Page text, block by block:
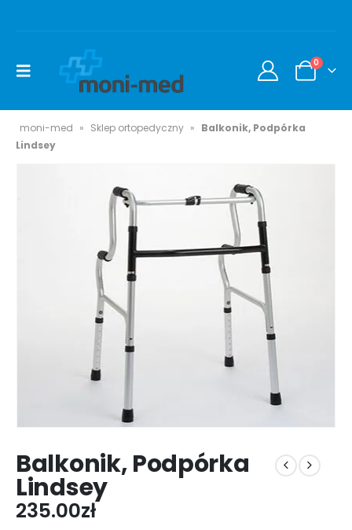
0
moni-med » Sklep ortopedyczny » Balkonik, Podpórka
Lindsey
Balkonik, Podpórka
Lindsey
235.00zł